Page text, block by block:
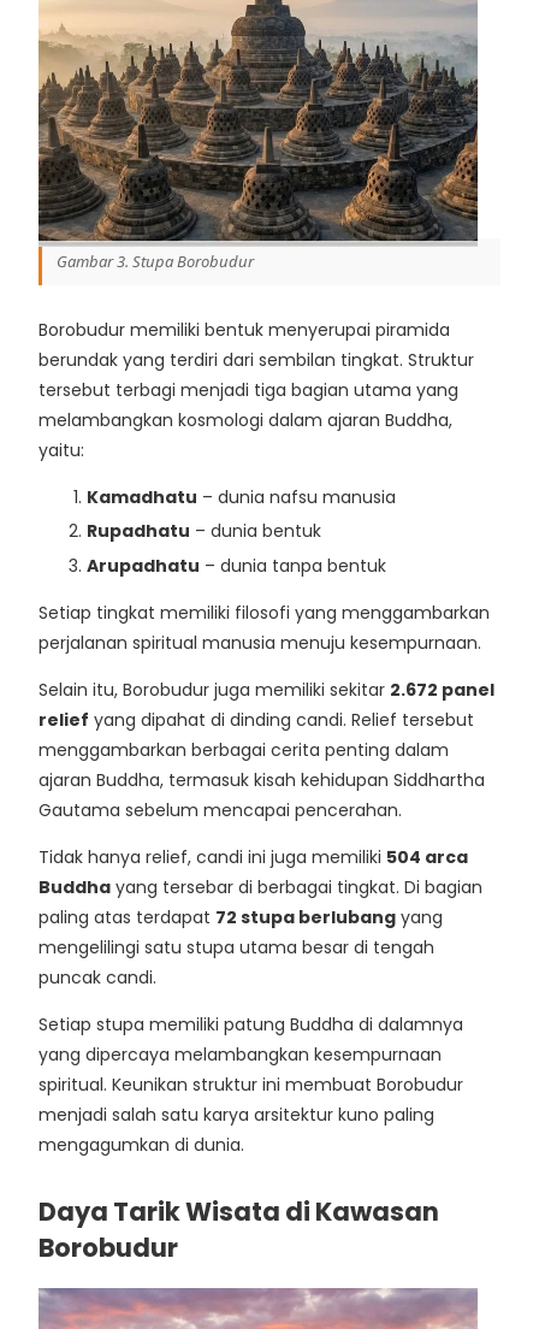
Gambar 3. Stupa Borobudur
Borobudur memiliki bentuk menyerupai piramida
berundak yang terdiri dari sembilan tingkat. Struktur
tersebut terbagi menjadi tiga bagian utama yang
melambangkan kosmologi dalam ajaran Buddha,
yaitu:
Kamadhatu – dunia nafsu manusia
Rupadhatu – dunia bentuk
Arupadhatu – dunia tanpa bentuk
Setiap tingkat memiliki filosofi yang menggambarkan
perjalanan spiritual manusia menuju kesempurnaan.
Selain itu, Borobudur juga memiliki sekitar 2.672 panel
relief yang dipahat di dinding candi. Relief tersebut
menggambarkan berbagai cerita penting dalam
ajaran Buddha, termasuk kisah kehidupan Siddhartha
Gautama sebelum mencapai pencerahan.
Tidak hanya relief, candi ini juga memiliki 504 arca
Buddha yang tersebar di berbagai tingkat. Di bagian
paling atas terdapat 72 stupa berlubang yang
mengelilingi satu stupa utama besar di tengah
puncak candi.
Setiap stupa memiliki patung Buddha di dalamnya
yang dipercaya melambangkan kesempurnaan
spiritual. Keunikan struktur ini membuat Borobudur
menjadi salah satu karya arsitektur kuno paling
mengagumkan di dunia.
Daya Tarik Wisata di Kawasan
Borobudur